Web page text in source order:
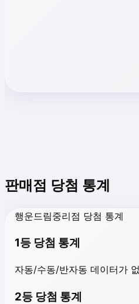
판매점 당첨 통계
행운드림중리점 당첨 통계
1등 당첨 통계
자동/수동/반자동 데이터가
2등 당첨 통계